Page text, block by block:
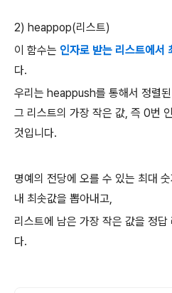
2) heappop(리스트)
이 함수는 인자로 받는 리스트에서
다.
우리는 heappush를 통해서 정렬
그 리스트의 가장 작은 값, 즉 0번
것입니다.
명예의 전당에 오를 수 있는 최대
내 최솟값을 뽑아내고,
리스트에 남은 가장 작은 값을 정답
다.